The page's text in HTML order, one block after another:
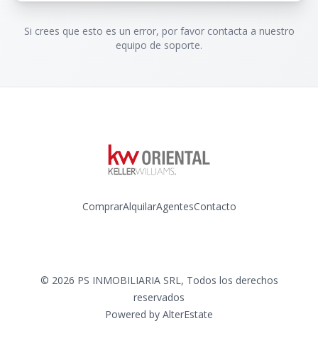
Si crees que esto es un error, por favor contacta a nuestro
equipo de soporte.
ComprarAlquilarAgentesContacto
© 2026 PS INMOBILIARIA SRL, Todos los derechos
reservados
Powered by AlterEstate